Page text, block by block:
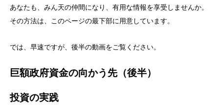
あなたも、みん天の仲間になり、有用な情報を享受しませんか。
その方法は、このページの最下部に用意しています。
では、早速ですが、後半の動画をご覧ください。
巨額政府資金の向かう先（後半）
投資の実践